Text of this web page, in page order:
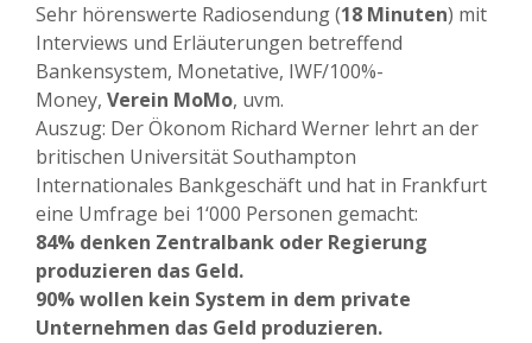
Sehr hörenswerte Radiosendung (18 Minuten) mit
Interviews und Erläuterungen betreffend
Bankensystem, Monetative, IWF/100%-
Money, Verein MoMo, uvm.
Auszug: Der Ökonom Richard Werner lehrt an der
britischen Universität Southampton
Internationales Bankgeschäft und hat in Frankfurt
eine Umfrage bei 1‘000 Personen gemacht:
84% denken Zentralbank oder Regierung
produzieren das Geld.
90% wollen kein System in dem private
Unternehmen das Geld produzieren.